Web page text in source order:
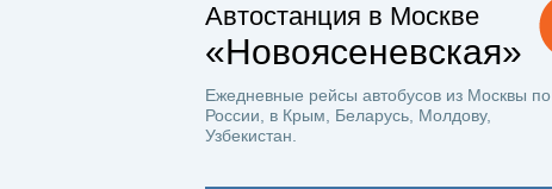
Автостанция в Москве
«Новоясеневская»
Ежедневные рейсы автобусов из Москвы по
России, в Крым, Беларусь, Молдову,
Узбекистан.